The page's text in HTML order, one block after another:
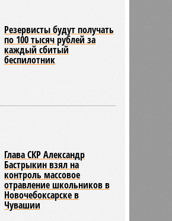
Резервисты будут получать
по 100 тысяч рублей за
каждый сбитый
беспилотник
Глава СКР Александр
Бастрыкин взял на
контроль массовое
отравление школьников в
Новочебоксарске в
Чувашии